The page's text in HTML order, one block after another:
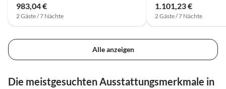
983,04 €
2 Gäste / 7 Nächte
1.101,23 €
2 Gäste / 7 Nächte
Alle anzeigen
Die meistgesuchten Ausstattungsmerkmale in